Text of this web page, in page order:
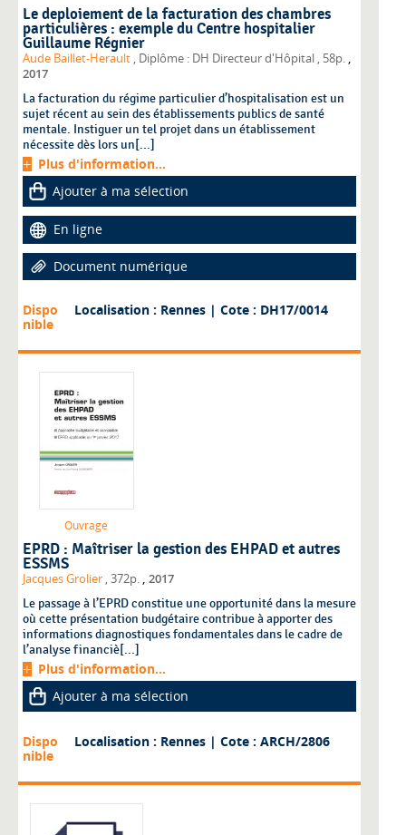
Le deploiement de la facturation des chambres
particulières : exemple du Centre hospitalier
Guillaume Régnier
Aude Baillet-Herault , Diplôme : DH Directeur d'Hôpital , 58p. ,
2017
La facturation du régime particulier d’hospitalisation est un
sujet récent au sein des établissements publics de santé
mentale. Instiguer un tel projet dans un établissement
nécessite dès lors un[...]
Plus d'information...
Ajouter à ma sélection
En ligne
Document numérique
Dispo
nible
Localisation : Rennes | Cote : DH17/0014
Ouvrage
EPRD : Maîtriser la gestion des EHPAD et autres
ESSMS
Jacques Grolier , 372p. 2017
Le passage à l’EPRD constitue une opportunité dans la mesure
où cette présentation budgétaire contribue à apporter des
informations diagnostiques fondamentales dans le cadre de
l’analyse financiè[...]
Plus d'information...
Ajouter à ma sélection
Dispo
nible
Localisation : Rennes | Cote : ARCH/2806